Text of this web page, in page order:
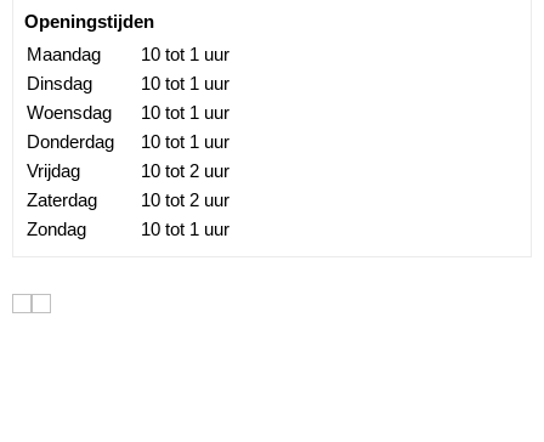
Openingstijden
Maandag
10 tot 1 uur
Dinsdag
10 tot 1 uur
Woensdag
10 tot 1 uur
Donderdag
10 tot 1 uur
Vrijdag
10 tot 2 uur
Zaterdag
10 tot 2 uur
Zondag
10 tot 1 uur